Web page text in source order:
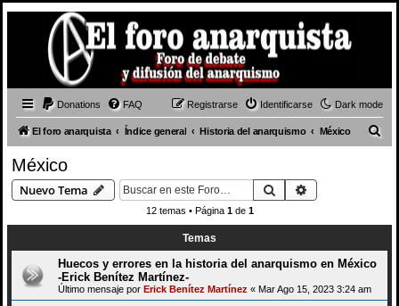
Dark mode
Donations FAQ Identificarse
Registrarse
El foro anarquista Índice general Historia del anarquismo México
México
Nuevo Tema Buscar
12 temas • Página 1de 1
Temas
Huecos y errores en la historia del anarquismo en México
-Erick Benítez Martínez-
Último mensaje por Erick Benítez Martínez « Mar Ago 15, 2023 3:24 am